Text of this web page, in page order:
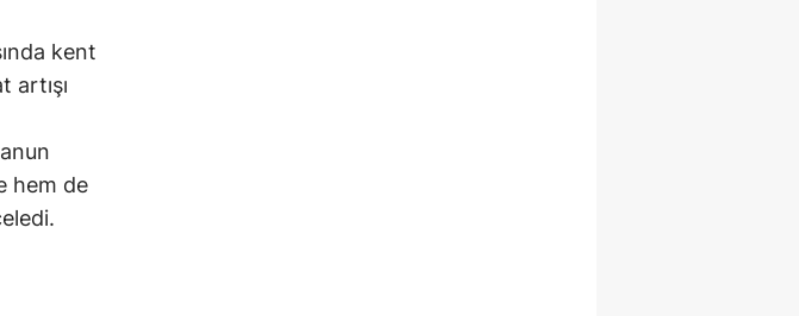
kent
artışı
hem de